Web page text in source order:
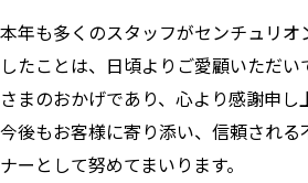
本年も多くのスタッフがセンチュリオ
したことは、日頃よりご愛顧いただい
さまのおかげであり、心より感謝申し
今後もお客様に寄り添い、信頼される
ナーとして努めてまいります。